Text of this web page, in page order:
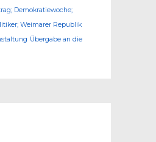
Demokratiewoche;
Weimarer Republik
Übergabe an die